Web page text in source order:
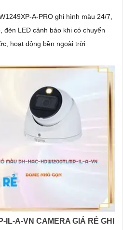
A-PRO ghi hình màu 24/7,
LED cảnh báo khi có chuyển
hoạt động bền ngoài trời
IL-A-VN CAMERA GIÁ RẺ GHI